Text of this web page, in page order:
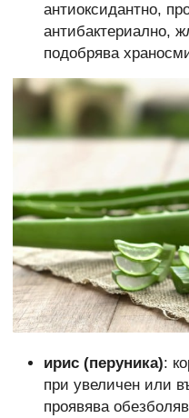
антиоксидантно,
антибактериално,
подобрява
ирис (перуника):
при увеличен или
проявява